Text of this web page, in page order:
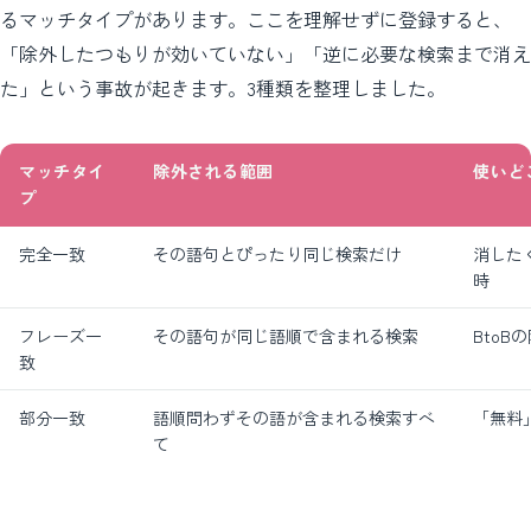
るマッチタイプがあります。ここを理解せずに登録すると、
「除外したつもりが効いていない」「逆に必要な検索まで消え
た」という事故が起きます。3種類を整理しました。
マッチタイ
プ
除外される範囲 使いど
完全一致 その語句とぴったり同じ検索だけ
消した
時
フレーズ一
致
その語句が同じ語順で含まれる検索 BtoB
部分一致
語順問わずその語が含まれる検索すべ
て
「無